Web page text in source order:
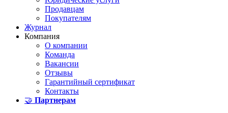
Продавцам
Покупателям
Журнал
Компания
О компании
Команда
Вакансии
Отзывы
Гарантийный сертификат
Контакты
🤝 Партнерам